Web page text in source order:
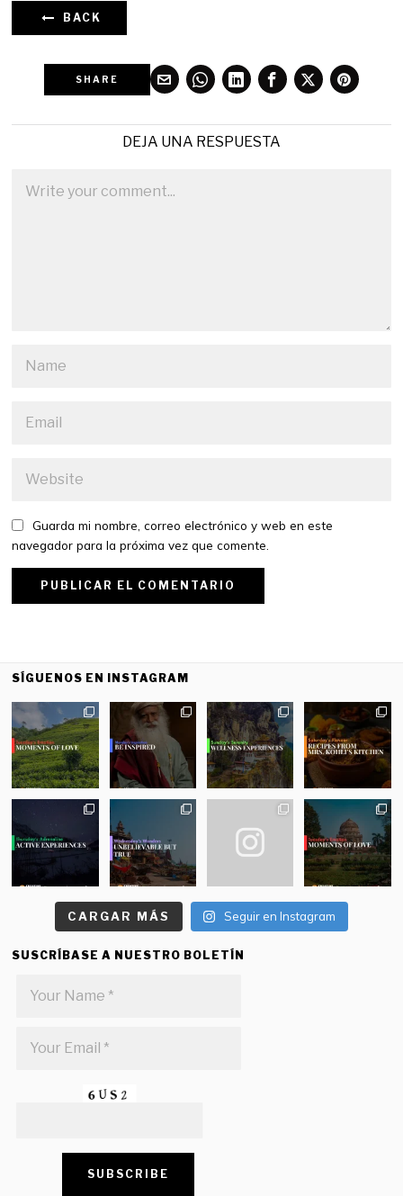
BACK
SHARE
DEJA UNA RESPUESTA
Guarda mi nombre, correo electrónico y web en este
navegador para la próxima vez que comente.
SÍGUENOS EN INSTAGRAM
CARGAR MÁS Seguir en Instagram
SUSCRÍBASE A NUESTRO BOLETÍN